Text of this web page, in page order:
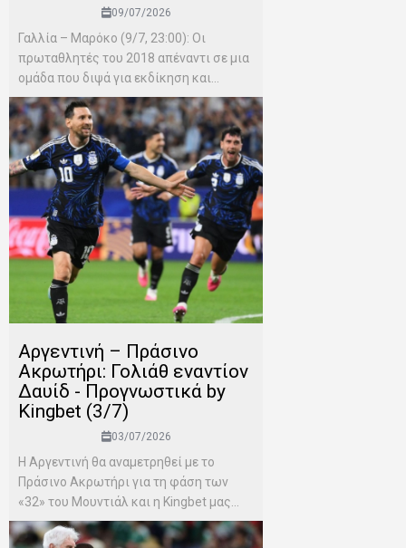
09/07/2026
Γαλλία – Μαρόκο (9/7, 23:00): Οι
πρωταθλητές του 2018 απέναντι σε μια
ομάδα που διψά για εκδίκηση και...
Αργεντινή – Πράσινο
Ακρωτήρι: Γολιάθ εναντίον
Δαυίδ - Προγνωστικά by
Kingbet (3/7)
03/07/2026
Η Αργεντινή θα αναμετρηθεί με το
Πράσινο Ακρωτήρι για τη φάση των
«32» του Μουντιάλ και η Kingbet μας...